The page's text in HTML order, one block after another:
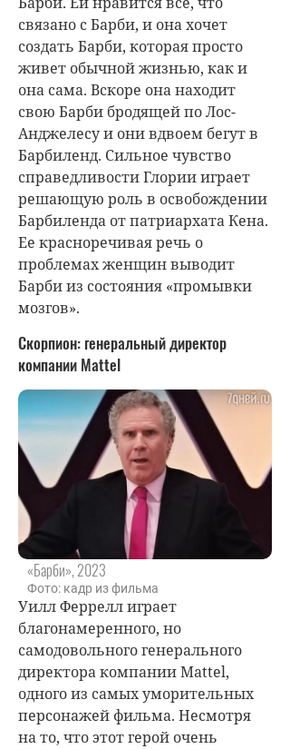
связано с Барби, и она хочет
создать Барби, которая просто
живет обычной жизнью, как и
она сама. Вскоре она находит
свою Барби бродящей по Лос-
Анджелесу и они вдвоем бегут в
Барбиленд. Сильное чувство
справедливости Глории играет
решающую роль в освобождении
Барбиленда от патриархата Кена.
Ее красноречивая речь о
проблемах женщин выводит
Барби из состояния «промывки
мозгов».
Скорпион: генеральный директор
компании Mattel
«Барби», 2023
Фото: кадр из фильма
Уилл Феррелл играет
благонамеренного, но
самодовольного генерального
директора компании Mattel,
одного из самых уморительных
персонажей фильма. Несмотря
на то, что этот герой очень